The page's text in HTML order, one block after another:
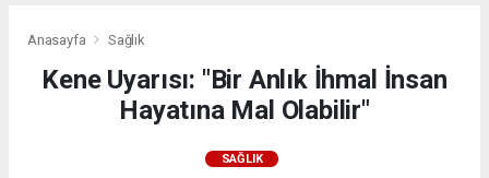
Anasayfa Sağlık
Kene Uyarısı: "Bir Anlık İhmal İnsan
Hayatına Mal Olabilir"
SAĞLIK